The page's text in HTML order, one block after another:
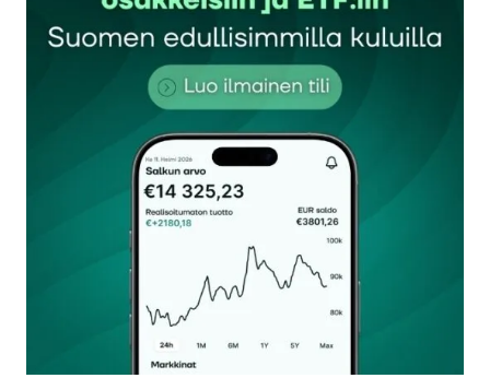
Sähköpostiosoitettasi ei julkaista.Pakolliset
kentät on merkitty*
Kommentti*
Nimesi tai nimimerkkisi
Sähköpostiosoitteesi